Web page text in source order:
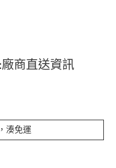
廠商直送資訊
湊免運